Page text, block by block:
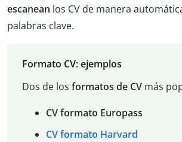
escanean los CV de manera
palabras clave.
Formato CV: ejemplos
Dos de los formatos de CVmás
CV formato Europass
CV formato Harvard